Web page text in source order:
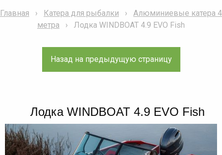
Главная Катера для рыбалки
Алюминиевые катера 4
метра
Лодка WINDBOAT 4.9 EVO Fish
Лодка WINDBOAT 4.9 EVO Fish